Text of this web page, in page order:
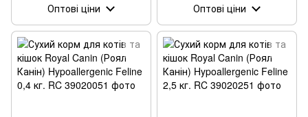
Оптові ціни
Оптові ціни